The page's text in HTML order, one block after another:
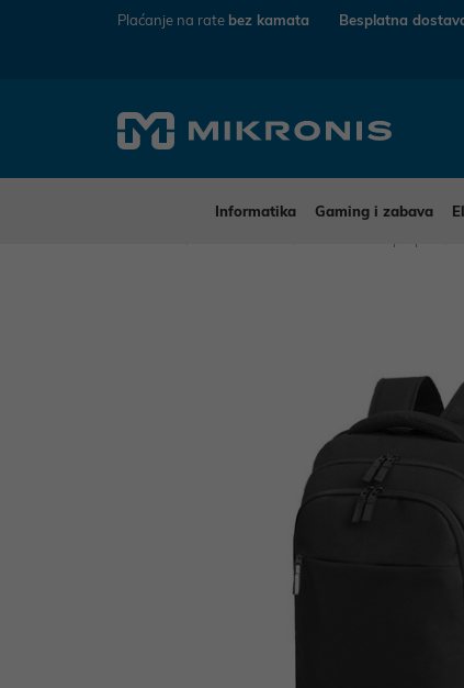
Plaćanje na rate bez kamata Besplatna
Informatika Gaming i zabava